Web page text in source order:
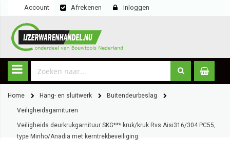
Account Afrekenen Inloggen
Home Hang- en sluitwerk Buitendeurbeslag
Veiligheidsgarnituren
Veiligheids deurkrukgarnituur SKG*** kruk/kruk Rvs Aisi316/304 PC55,
type Minho/Anadia met kerntrekbeveiliging.